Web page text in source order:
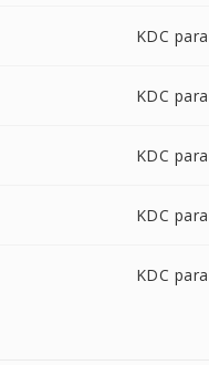
KDC
KDC
KDC
KDC
KDC